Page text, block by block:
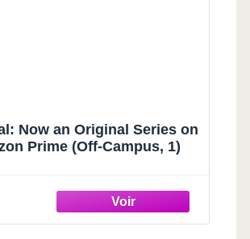
Now an Original Series on
Prime (Off-Campus, 1)